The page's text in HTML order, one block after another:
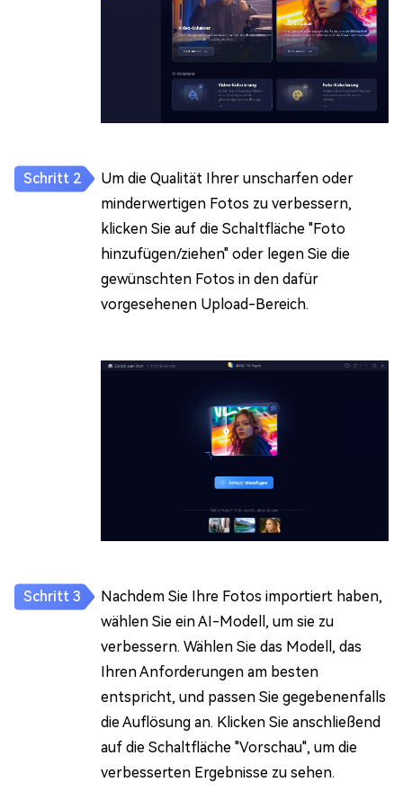
Um die Qualität Ihrer unscharfen oder
minderwertigen Fotos zu verbessern,
klicken Sie auf die Schaltfläche "Foto
hinzufügen/ziehen" oder legen Sie die
gewünschten Fotos in den dafür
vorgesehenen Upload-Bereich.
Nachdem Sie Ihre Fotos importiert haben,
wählen Sie ein AI-Modell, um sie zu
verbessern. Wählen Sie das Modell, das
Ihren Anforderungen am besten
entspricht, und passen Sie gegebenenfalls
die Auflösung an. Klicken Sie anschließend
auf die Schaltfläche "Vorschau", um die
verbesserten Ergebnisse zu sehen.